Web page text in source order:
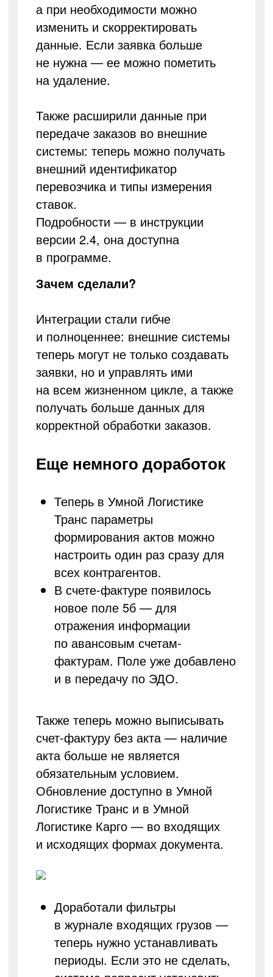
а при необходимости можно
изменить и скорректировать
данные. Если заявка больше
не нужна — ее можно пометить
на удаление.
Также расширили данные при
передаче заказов во внешние
системы: теперь можно получать
внешний идентификатор
перевозчика и типы измерения
ставок.
Подробности — в инструкции
версии 2.4, она доступна
в программе.
Зачем сделали?
Интеграции стали гибче
и полноценнее: внешние системы
теперь могут не только создавать
заявки, но и управлять ими
на всем жизненном цикле, а также
получать больше данных для
корректной обработки заказов.
Еще немного доработок
Теперь в Умной Логистике
Транс параметры
формирования актов можно
настроить один раз сразу для
всех контрагентов.
В счете-фактуре появилось
новое поле 5б — для
отражения информации
по авансовым счетам-
фактурам. Поле уже добавлено
и в передачу по ЭДО.
Также теперь можно выписывать
счет-фактуру без акта — наличие
акта больше не является
обязательным условием.
Обновление доступно в Умной
Логистике Транс и в Умной
Логистике Карго — во входящих
и исходящих формах документа.
Доработали фильтры
в журнале входящих грузов —
теперь нужно устанавливать
периоды. Если это не сделать,